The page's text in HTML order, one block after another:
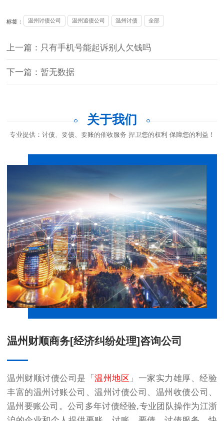
标签： 温州讨债公司 温州追债公司 温州讨债 全部
上一篇：只有手机号能起诉别人欠钱吗
下一篇：暂无数据
关于我们
专业提供：讨债、要债、要账的催收服务 捍卫您的权利 保障您的利益！
温州财顺商务[经济纠纷处理]咨询公司
温州财顺讨债公司是「温州地区 」一家实力雄厚、经验
丰富的温州讨账公司 、温州讨债公司 、 温州收债公司 、
温州要账公司 。公司多年讨债经验,专业团队操作为江浙